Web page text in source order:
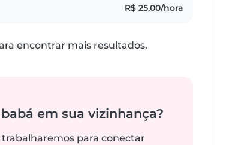
R$ 25,00/hora
encontrar mais resultados.
em sua vizinhança?
para conectar